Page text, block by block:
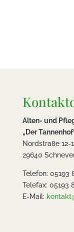
Alten- und
„Der
Nordstraße 12-
29640
Telefon: 05193
Telefax: 05193
E-Mail: